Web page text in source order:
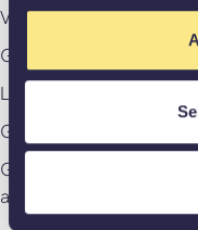
Veelgestelde vragen
GewoonZeker
Levering & betaling
Garantievoorwaarden
Garantievoorwaarden
akoestische panelen